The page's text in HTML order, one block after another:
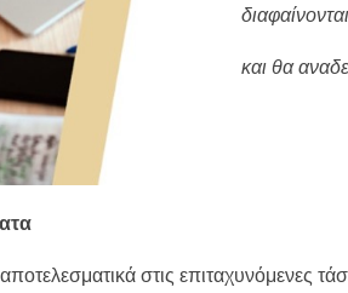
διαφαίνονται
και θα
στις επιταχυνόμενες